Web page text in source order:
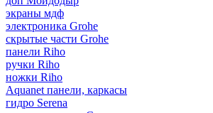
экраны мдф
электроника Grohe
скрытые части Grohe
панели Riho
ручки Riho
ножки Riho
Aquanet панели, каркасы
гидро Serena